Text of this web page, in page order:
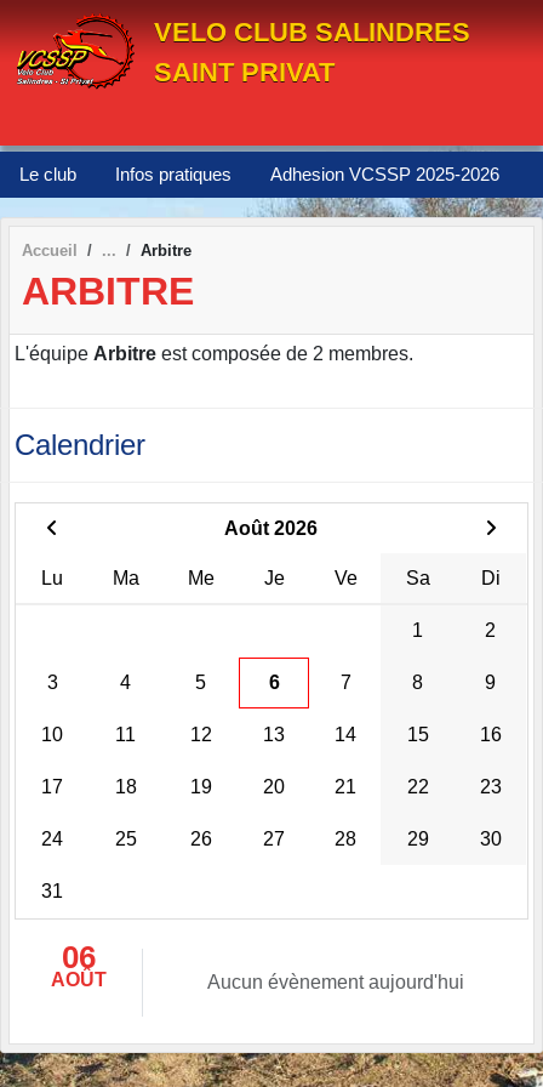
VELO CLUB SALINDRES
SAINT PRIVAT
Le club Infos pratiques Adhesion VCSSP 2025-2026
Accueil Arbitre
ARBITRE
L'équipe Arbitre est composée de 2 membres.
Calendrier
Août 2026
Lu Ma Me Je Ve Sa Di
1 2
3 4 5 6 7 8 9
10 11 12 13 14 15 16
17 18 19 20 21 22 23
24 25 26 27 28 29 30
31
06
AOÛT Aucun évènement aujourd'hui
Panneau de gestion des cookies